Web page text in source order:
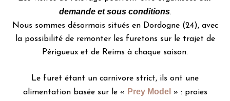
demande et sous conditions.
Nous sommes désormais situés en Dordogne (24), avec
la possibilité de remonter les furetons sur le trajet de
Périgueux et de Reims à chaque saison.
Le furet étant un carnivore strict, ils ont une
alimentation basée sur le « Prey Model » : proies